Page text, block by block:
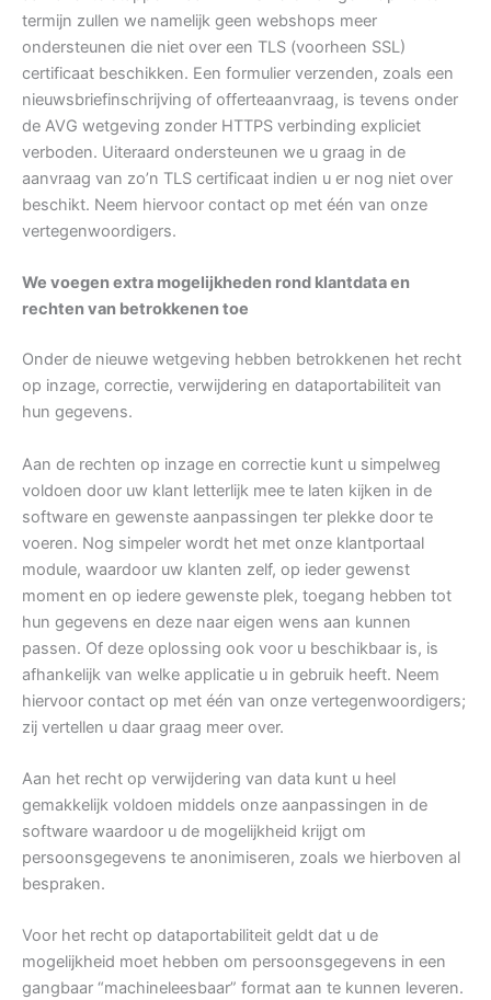
termijn zullen we namelijk geen webshops meer
ondersteunen die niet over een TLS (voorheen SSL)
certificaat beschikken. Een formulier verzenden, zoals een
nieuwsbriefinschrijving of offerteaanvraag, is tevens onder
de AVG wetgeving zonder HTTPS verbinding expliciet
verboden. Uiteraard ondersteunen we u graag in de
aanvraag van zo’n TLS certificaat indien u er nog niet over
beschikt. Neem hiervoor contact op met één van onze
vertegenwoordigers.
We voegen extra mogelijkheden rond klantdata en
rechten van betrokkenen toe
Onder de nieuwe wetgeving hebben betrokkenen het recht
op inzage, correctie, verwijdering en dataportabiliteit van
hun gegevens.
Aan de rechten op inzage en correctie kunt u simpelweg
voldoen door uw klant letterlijk mee te laten kijken in de
software en gewenste aanpassingen ter plekke door te
voeren. Nog simpeler wordt het met onze klantportaal
module, waardoor uw klanten zelf, op ieder gewenst
moment en op iedere gewenste plek, toegang hebben tot
hun gegevens en deze naar eigen wens aan kunnen
passen. Of deze oplossing ook voor u beschikbaar is, is
afhankelijk van welke applicatie u in gebruik heeft. Neem
hiervoor contact op met één van onze vertegenwoordigers;
zij vertellen u daar graag meer over.
Aan het recht op verwijdering van data kunt u heel
gemakkelijk voldoen middels onze aanpassingen in de
software waardoor u de mogelijkheid krijgt om
persoonsgegevens te anonimiseren, zoals we hierboven al
bespraken.
Voor het recht op dataportabiliteit geldt dat u de
mogelijkheid moet hebben om persoonsgegevens in een
gangbaar “machineleesbaar” format aan te kunnen leveren.